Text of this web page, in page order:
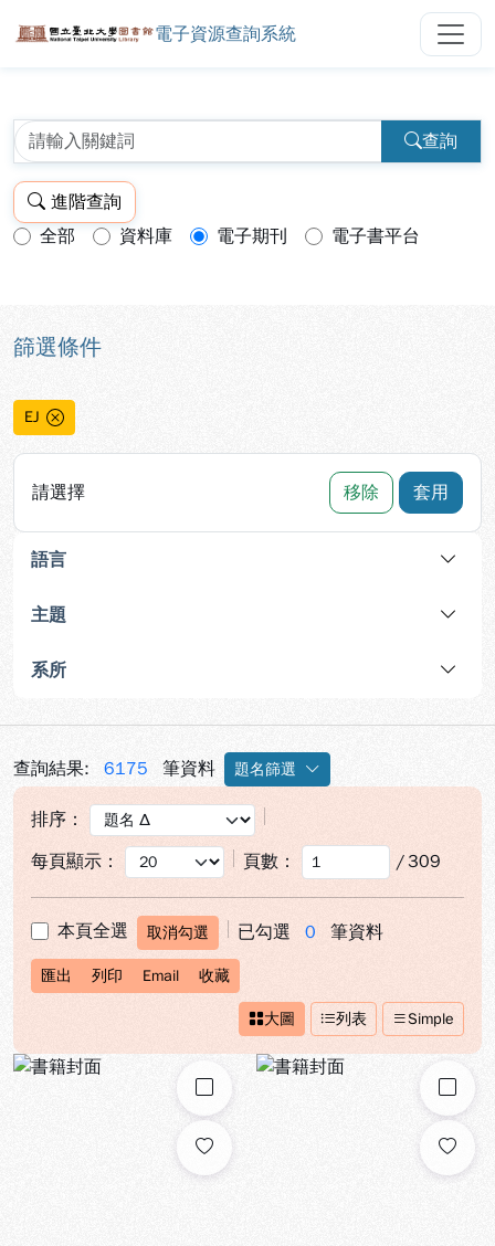
國立臺北大學圖書館電子資源查
電子資源查詢系統
查詢
進階查詢
查詢模式：
全部 資料庫 電子期刊 電子書平台
篩選條件
EJ
請選擇 移除 套用
語言
主題
系所
查詢結果: 6175 筆資料 題名篩選
排序：
每頁顯示：
頁數： /309
本頁全選 取消勾選 已勾選 0 筆資料
匯出 列印 Email 收藏
大圖 列表 Simple
勾選 勾選